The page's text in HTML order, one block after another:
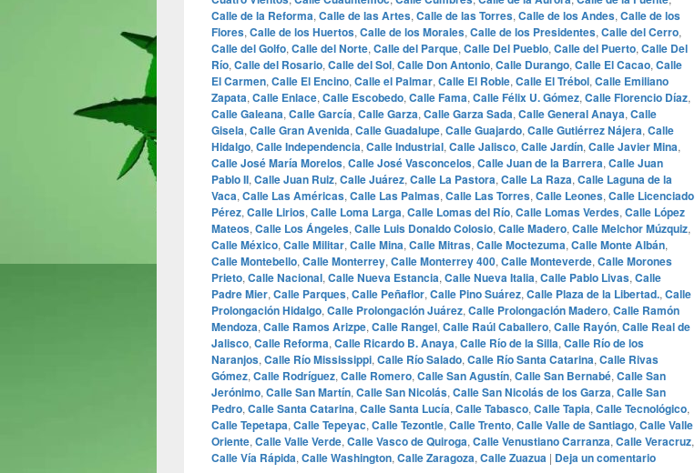
Calle de la Reforma, Calle de las Artes, Calle de las Torres, Calle de los Andes, Calle de los
Flores, Calle de los Huertos, Calle de los Morales, Calle de los Presidentes, Calle del Cerro,
Calle del Golfo, Calle del Norte, Calle del Parque, Calle Del Pueblo, Calle del Puerto, Calle Del
Río, Calle del Rosario, Calle del Sol, Calle Don Antonio, Calle Durango, Calle El Cacao, Calle
El Carmen, Calle El Encino, Calle el Palmar, Calle El Roble, Calle El Trébol, Calle Emiliano
Zapata, Calle Enlace, Calle Escobedo, Calle Fama, Calle Félix U. Gómez, Calle Florencio Díaz,
Calle Galeana, Calle García, Calle Garza, Calle Garza Sada, Calle General Anaya, Calle
Gisela, Calle Gran Avenida, Calle Guadalupe, Calle Guajardo, Calle Gutiérrez Nájera, Calle
Hidalgo, Calle Independencia, Calle Industrial, Calle Jalisco, Calle Jardín, Calle Javier Mina,
Calle José María Morelos, Calle José Vasconcelos, Calle Juan de la Barrera, Calle Juan
Pablo II, Calle Juan Ruiz, Calle Juárez, Calle La Pastora, Calle La Raza, Calle Laguna de la
Vaca, Calle Las Américas, Calle Las Palmas, Calle Las Torres, Calle Leones, Calle Licenciado
Pérez, Calle Lirios, Calle Loma Larga, Calle Lomas del Río, Calle Lomas Verdes, Calle López
Mateos, Calle Los Ángeles, Calle Luis Donaldo Colosio, Calle Madero, Calle Melchor Múzquiz,
Calle México, Calle Militar, Calle Mina, Calle Mitras, Calle Moctezuma, Calle Monte Albán,
Calle Montebello, Calle Monterrey, Calle Monterrey 400, Calle Monteverde, Calle Morones
Prieto, Calle Nacional, Calle Nueva Estancia, Calle Nueva Italia, Calle Pablo Livas, Calle
Padre Mier, Calle Parques, Calle Peñaflor, Calle Pino Suárez, Calle Plaza de la Libertad., Calle
Prolongación Hidalgo, Calle Prolongación Juárez, Calle Prolongación Madero, Calle Ramón
Mendoza, Calle Ramos Arizpe, Calle Rangel, Calle Raúl Caballero, Calle Rayón, Calle Real de
Jalisco, Calle Reforma, Calle Ricardo B. Anaya, Calle Río de la Silla, Calle Río de los
Naranjos, Calle Río Mississippi, Calle Río Salado, Calle Río Santa Catarina, Calle Rivas
Gómez, Calle Rodríguez, Calle Romero, Calle San Agustín, Calle San Bernabé, Calle San
Jerónimo, Calle San Martín, Calle San Nicolás, Calle San Nicolás de los Garza, Calle San
Pedro, Calle Santa Catarina, Calle Santa Lucía, Calle Tabasco, Calle Tapia, Calle Tecnológico,
Calle Tepetapa, Calle Tepeyac, Calle Tezontle, Calle Trento, Calle Valle de Santiago, Calle Valle
Oriente, Calle Valle Verde, Calle Vasco de Quiroga, Calle Venustiano Carranza, Calle Veracruz,
Calle Vía Rápida, Calle Washington, Calle Zaragoza, Calle Zuazua | Deja un comentario